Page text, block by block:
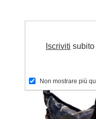
Iscriviti subito
Non mostrare più